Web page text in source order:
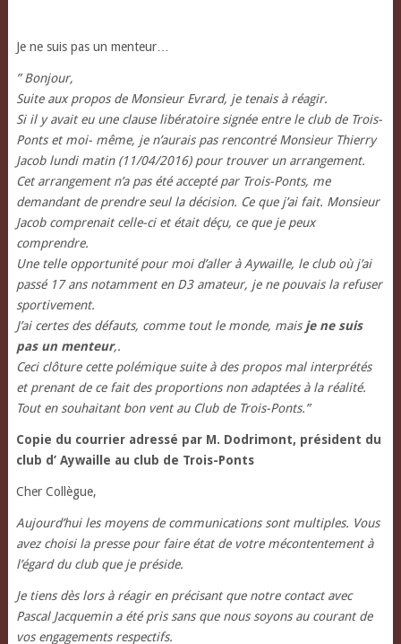
Je ne suis pas un menteur…
” Bonjour,
Suite aux propos de Monsieur Evrard, je tenais à réagir.
Si il y avait eu une clause libératoire signée entre le club de Trois-
Ponts et moi- même, je n’aurais pas rencontré Monsieur Thierry
Jacob lundi matin (11/04/2016) pour trouver un arrangement.
Cet arrangement n’a pas été accepté par Trois-Ponts, me
demandant de prendre seul la décision. Ce que j’ai fait. Monsieur
Jacob comprenait celle-ci et était déçu, ce que je peux
comprendre.
Une telle opportunité pour moi d’aller à Aywaille, le club où j’ai
passé 17 ans notamment en D3 amateur, je ne pouvais la refuser
sportivement.
J’ai certes des défauts, comme tout le monde, mais je ne suis
pas un menteur,.
Ceci clôture cette polémique suite à des propos mal interprétés
et prenant de ce fait des proportions non adaptées à la réalité.
Tout en souhaitant bon vent au Club de Trois-Ponts.”
Copie du courrier adressé par M. Dodrimont, président du
club d’ Aywaille au club de Trois-Ponts
Cher Collègue,
Aujourd’hui les moyens de communications sont multiples. Vous
avez choisi la presse pour faire état de votre mécontentement à
l’égard du club que je préside.
Je tiens dès lors à réagir en précisant que notre contact avec
Pascal Jacquemin a été pris sans que nous soyons au courant de
vos engagements respectifs.